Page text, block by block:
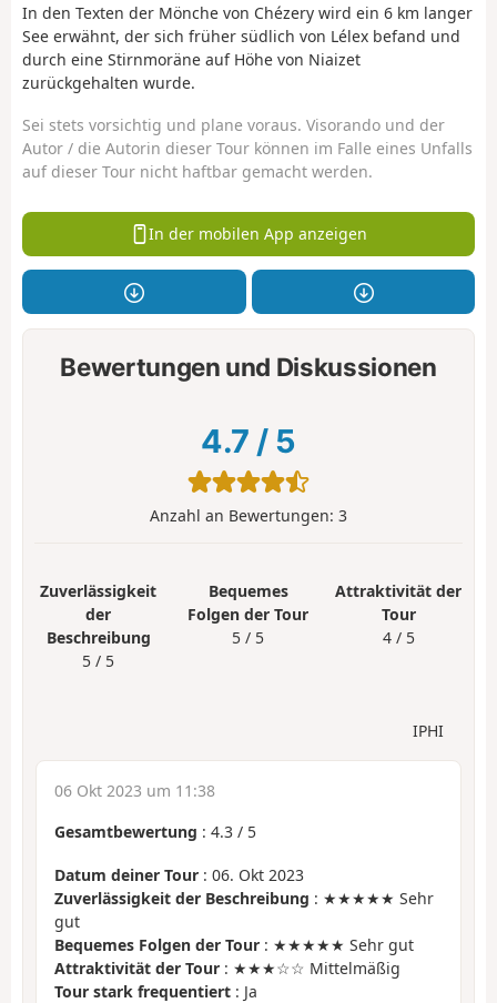
In den Texten der Mönche von Chézery wird ein 6 km langer
See erwähnt, der sich früher südlich von Lélex befand und
durch eine Stirnmoräne auf Höhe von Niaizet
zurückgehalten wurde.
Sei stets vorsichtig und plane voraus. Visorando und der
Autor / die Autorin dieser Tour können im Falle eines Unfalls
auf dieser Tour nicht haftbar gemacht werden.
In der mobilen App anzeigen
Bewertungen und Diskussionen
4.7 / 5
Anzahl an Bewertungen: 3
Zuverlässigkeit
der
Beschreibung
5 / 5
Bequemes
Folgen der Tour
5 / 5
Attraktivität der
Tour
4 / 5
IPHI
06 Okt 2023 um 11:38
Gesamtbewertung : 4.3 / 5
Datum deiner Tour : 06. Okt 2023
Zuverlässigkeit der Beschreibung : ★★★★★ Sehr
gut
Bequemes Folgen der Tour : ★★★★★ Sehr gut
Attraktivität der Tour : ★★★☆☆ Mittelmäßig
Tour stark frequentiert : Ja